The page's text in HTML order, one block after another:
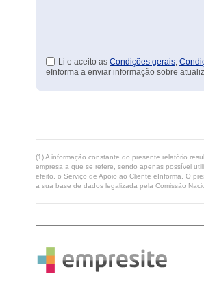
Li e aceito as Condições gerais,
eInforma a enviar informação sobre
(1) A informação constante do presente relatório
empresa a que se refere, sendo apenas possível
efeito, o Serviço de Apoio ao Cliente eInforma. O
a sua base de dados legalizada pela Comissão